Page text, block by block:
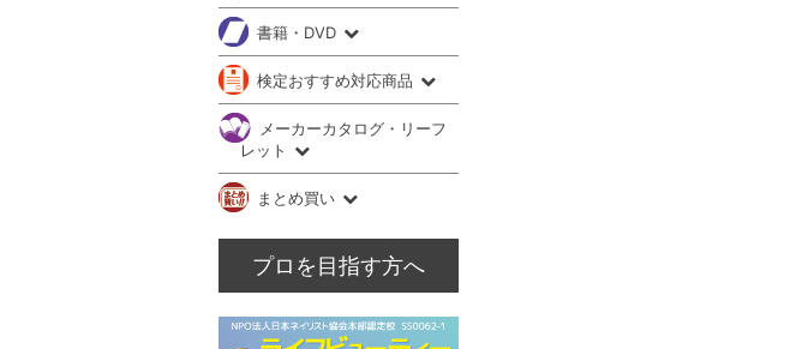
書籍・DVD
検定おすすめ対応商品
メーカーカタログ・リーフ
レット
まとめ買い
プロを目指す方へ